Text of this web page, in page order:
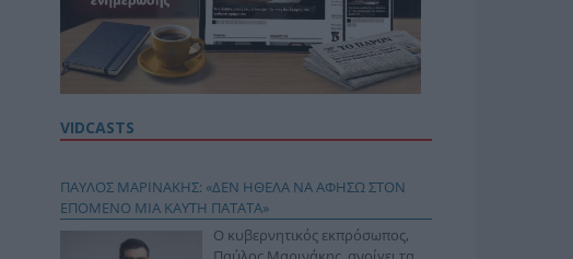
VIDCASTS
ΠΑΥΛΟΣ ΜΑΡΙΝΑΚΗΣ: «ΔΕΝ ΗΘΕΛΑ ΝΑ ΑΦΗΣΩ ΣΤΟΝ
ΕΠΟΜΕΝΟ ΜΙΑ ΚΑΥΤΗ ΠΑΤΑΤΑ»
Ο κυβερνητικός εκπρόσωπος,